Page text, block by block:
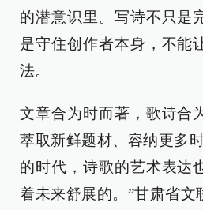
的潜意识里。写诗不只是
是守住创作者本身，不能
法。
文章合为时而著，歌诗合
萃取新鲜题材、容纳更多
的时代，诗歌的艺术表达
着未来舒展的。”甘肃省文